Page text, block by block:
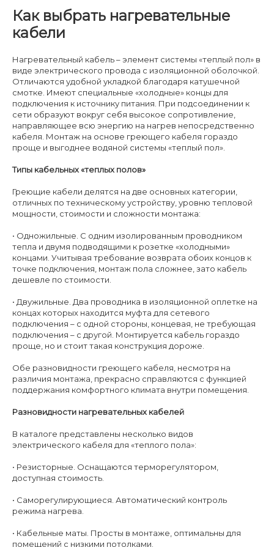
Как выбрать нагревательные
кабели
Нагревательный кабель – элемент системы «теплый пол» в
виде электрического провода с изоляционной оболочкой.
Отличаются удобной укладкой благодаря катушечной
смотке. Имеют специальные «холодные» концы для
подключения к источнику питания. При подсоединении к
сети образуют вокруг себя высокое сопротивление,
направляющее всю энергию на нагрев непосредственно
кабеля. Монтаж на основе греющего кабеля гораздо
проще и выгоднее водяной системы «теплый пол».
Типы кабельных «теплых полов»
Греющие кабели делятся на две основных категории,
отличных по техническому устройству, уровню тепловой
мощности, стоимости и сложности монтажа:
• Одножильные. С одним изолированным проводником
тепла и двумя подводящими к розетке «холодными»
концами. Учитывая требование возврата обоих концов к
точке подключения, монтаж пола сложнее, зато кабель
дешевле по стоимости.
• Двужильные. Два проводника в изоляционной оплетке на
концах которых находится муфта для сетевого
подключения – с одной стороны, концевая, не требующая
подключения – с другой. Монтируется кабель гораздо
проще, но и стоит такая конструкция дороже.
Обе разновидности греющего кабеля, несмотря на
различия монтажа, прекрасно справляются с функцией
поддержания комфортного климата внутри помещения.
Разновидности нагревательных кабелей
В каталоге представлены несколько видов
электрического кабеля для «теплого пола»:
• Резисторные. Оснащаются терморегулятором,
доступная стоимость.
• Саморегулирующиеся. Автоматический контроль
режима нагрева.
• Кабельные маты. Просты в монтаже, оптимальны для
помещений с низкими потолками.